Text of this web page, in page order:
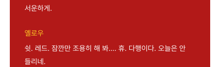
서운하게.
옐로우
쉿. 레드. 잠깐만 조용히 해 봐…. 휴. 다행이다. 오늘은 안
들리네.